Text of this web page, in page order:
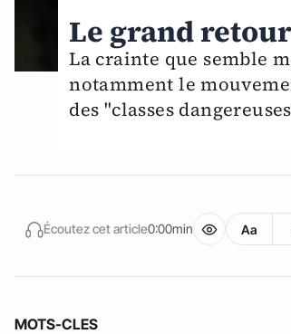
Le grand
La crainte que semble
notamment le
des "classes
Écoutez cet article0:00min Aa
MOTS-CLES